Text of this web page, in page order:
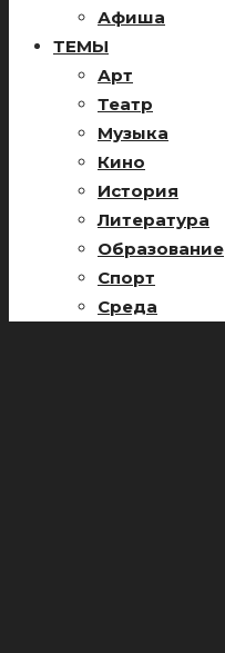
Афиша
ТЕМЫ
Арт
Театр
Музыка
Кино
История
Литература
Образование
Спорт
Среда